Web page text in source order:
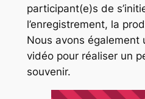
participant(e)s de
l’enregistrement, la
Nous avons également
vidéo pour réaliser un
souvenir.